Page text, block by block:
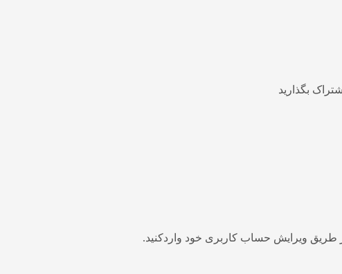
بگذارید
طریق ویرایش حساب کاربری خود واردکنید.